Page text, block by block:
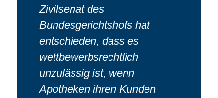
Zivilsenat des
Bundesgerichtshofs hat
entschieden, dass es
wettbewerbsrechtlich
unzulässig ist, wenn
Apotheken ihren Kunden